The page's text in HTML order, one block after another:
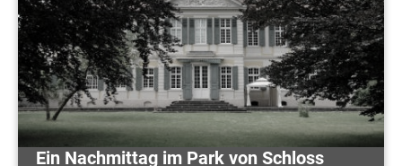
Ein Nachmittag im Park von Schloss